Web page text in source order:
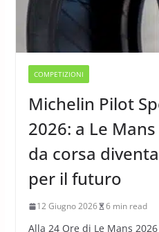
COMPETIZIONI
Michelin Pilot
2026: a Le
da corsa
per il futuro
12 Giugno 2026 6 min read
Alla 24 Ore di Le Mans